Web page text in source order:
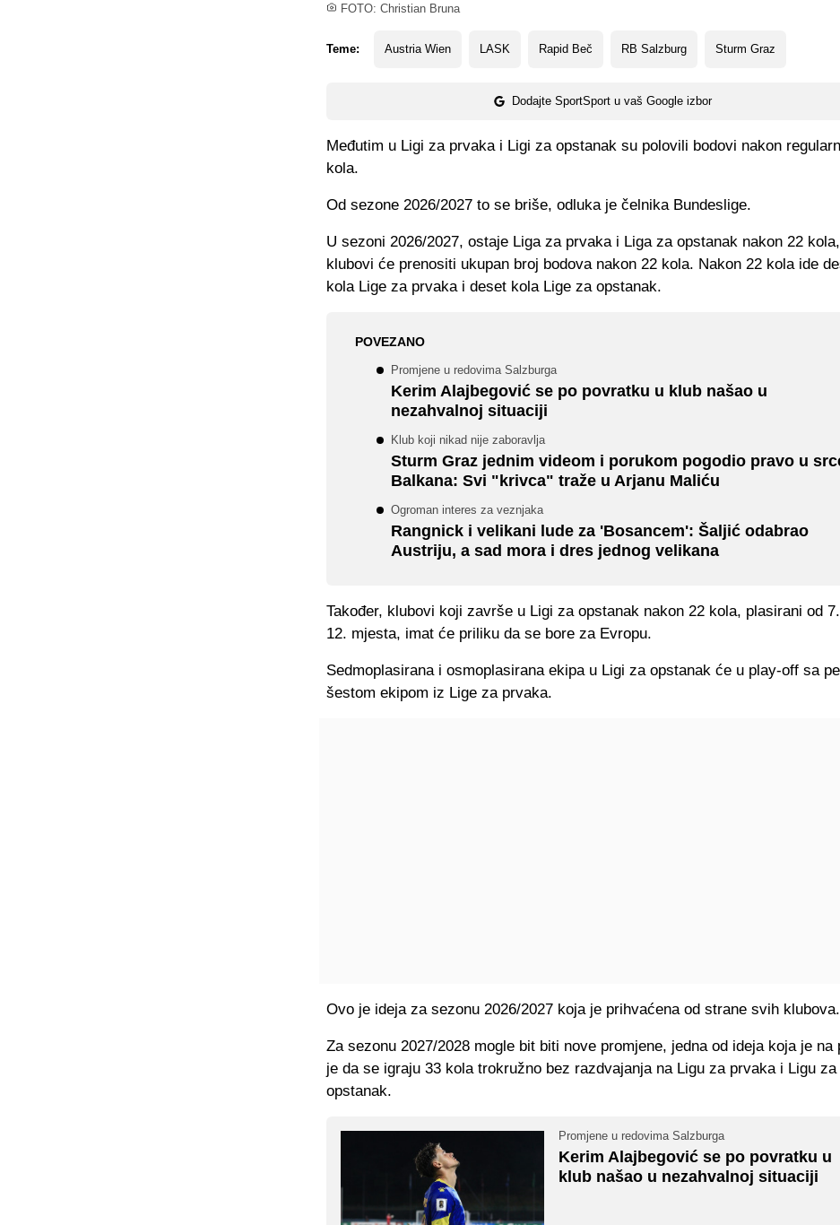
FOTO: Christian Bruna
Teme: Austria Wien LASK Rapid Beč RB Salzburg Sturm Graz
Dodajte SportSport u vaš Google izbor
Međutim u Ligi za prvaka i Ligi za opstanak su polovili bodovi nakon
kola.
Od sezone 2026/2027 to se briše, odluka je čelnika Bundeslige.
U sezoni 2026/2027, ostaje Liga za prvaka i Liga za opstanak nakon 22
klubovi će prenositi ukupan broj bodova nakon 22 kola. Nakon 22 kola ide
kola Lige za prvaka i deset kola Lige za opstanak.
POVEZANO
Promjene u redovima Salzburga
Kerim Alajbegović se po povratku u klub našao u
nezahvalnoj situaciji
Klub koji nikad nije zaboravlja
Sturm Graz jednim videom i porukom pogodio pravo u
Balkana: Svi "krivca" traže u Arjanu Maliću
Ogroman interes za veznjaka
Rangnick i velikani lude za 'Bosancem': Šaljić odabrao
Austriju, a sad mora i dres jednog velikana
Također, klubovi koji završe u Ligi za opstanak nakon 22 kola, plasirani od
12. mjesta, imat će priliku da se bore za Evropu.
Sedmoplasirana i osmoplasirana ekipa u Ligi za opstanak će u play-off sa
šestom ekipom iz Lige za prvaka.
Ovo je ideja za sezonu 2026/2027 koja je prihvaćena od strane svih klubova.
Za sezonu 2027/2028 mogle bit biti nove promjene, jedna od ideja koja je na
je da se igraju 33 kola trokružno bez razdvajanja na Ligu za prvaka i Ligu za
opstanak.
Promjene u redovima Salzburga
Kerim Alajbegović se po povratku u
klub našao u nezahvalnoj situaciji